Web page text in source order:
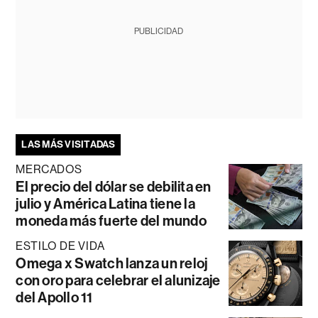
PUBLICIDAD
LAS MÁS VISITADAS
MERCADOS
El precio del dólar se debilita en
julio y América Latina tiene la
moneda más fuerte del mundo
ESTILO DE VIDA
Omega x Swatch lanza un reloj
con oro para celebrar el alunizaje
del Apollo 11